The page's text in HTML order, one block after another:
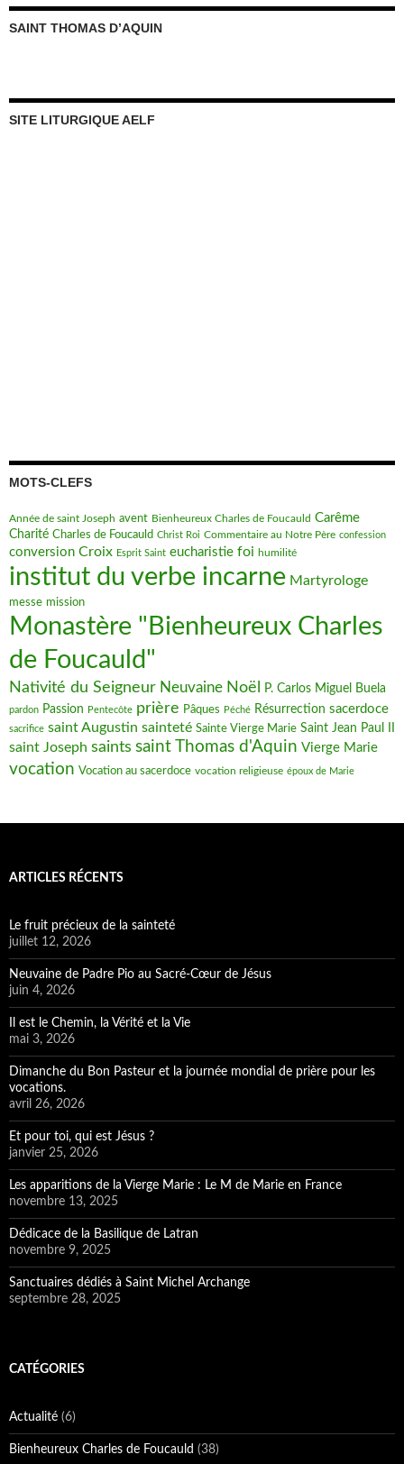
SAINT THOMAS D’AQUIN
SITE LITURGIQUE AELF
MOTS-CLEFS
Année de saint Joseph avent Bienheureux Charles de Foucauld Carême
Charité Charles de Foucauld Christ Roi Commentaire au Notre Père confession
conversion Croix Esprit Saint eucharistie foi humilité
institut du verbe incarne Martyrologe
messe mission
Monastère "Bienheureux Charles
de Foucauld"
Nativité du Seigneur Neuvaine Noël P. Carlos Miguel Buela
pardon Passion Pentecôte prière Pâques Péché Résurrection sacerdoce
sacrifice saint Augustin sainteté Sainte Vierge Marie Saint Jean Paul II
saint Joseph saints saint Thomas d'Aquin Vierge Marie
vocation Vocation au sacerdoce vocation religieuse époux de Marie
ARTICLES RÉCENTS
Le fruit précieux de la sainteté
juillet 12, 2026
Neuvaine de Padre Pio au Sacré-Cœur de Jésus
juin 4, 2026
Il est le Chemin, la Vérité et la Vie
mai 3, 2026
Dimanche du Bon Pasteur et la journée mondial de prière pour les
vocations.
avril 26, 2026
Et pour toi, qui est Jésus ?
janvier 25, 2026
Les apparitions de la Vierge Marie : Le M de Marie en France
novembre 13, 2025
Dédicace de la Basilique de Latran
novembre 9, 2025
Sanctuaires dédiés à Saint Michel Archange
septembre 28, 2025
CATÉGORIES
Actualité (6)
Bienheureux Charles de Foucauld (38)